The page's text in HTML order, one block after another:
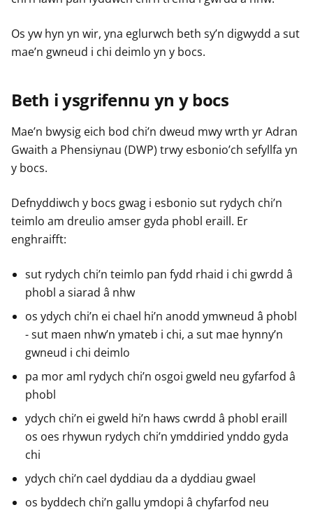
Os yw hyn yn wir, yna eglurwch beth sy’n digwydd a sut
mae’n gwneud i chi deimlo yn y bocs.
Beth i ysgrifennu yn y bocs
Mae’n bwysig eich bod chi’n dweud mwy wrth yr Adran
Gwaith a Phensiynau (DWP) trwy esbonio’ch sefyllfa yn
y bocs.
Defnyddiwch y bocs gwag i esbonio sut rydych chi’n
teimlo am dreulio amser gyda phobl eraill. Er
enghraifft:
sut rydych chi’n teimlo pan fydd rhaid i chi gwrdd â
phobl a siarad â nhw
os ydych chi’n ei chael hi’n anodd ymwneud â phobl
- sut maen nhw’n ymateb i chi, a sut mae hynny’n
gwneud i chi deimlo
pa mor aml rydych chi’n osgoi gweld neu gyfarfod â
phobl
ydych chi’n ei gweld hi’n haws cwrdd â phobl eraill
os oes rhywun rydych chi’n ymddiried ynddo gyda
chi
ydych chi’n cael dyddiau da a dyddiau gwael
os byddech chi’n gallu ymdopi â chyfarfod neu